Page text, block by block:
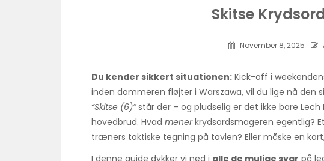
Skitse
November 8, 2025
Du kender sikkert situationen: Kick-off i
inden dommeren fløjter i Warszawa, vil du lige nå den
“Skitse (6)”står der – og pludselig er det ikke bare Lech
hovedbrud. Hvad menerkrydsordsmageren egentlig?
træners taktiske tegning på tavlen? Eller måske en
I denne guide dykker vi ned i alle de mulige svar på